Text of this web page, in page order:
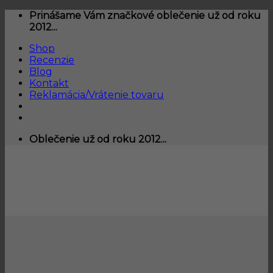
Skip
Prinášame Vám značkové oblečenie už od roku
2012...
Shop
Recenzie
Blog
Kontakt
Reklamácia/Vrátenie tovaru
Oblečenie už od roku 2012...